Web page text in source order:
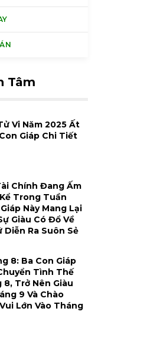
Tâm
Vi Năm 2025 Ất
Giáp Chi Tiết
Chính Đang Ấm
Trong Tuần
Này Mang Lại
Giàu Có Đổ Về
Diễn Ra Suôn Sẻ
8: Ba Con Giáp
Tình Thế
8, Trở Nên Giàu
9 Và Chào
Lớn Vào Tháng